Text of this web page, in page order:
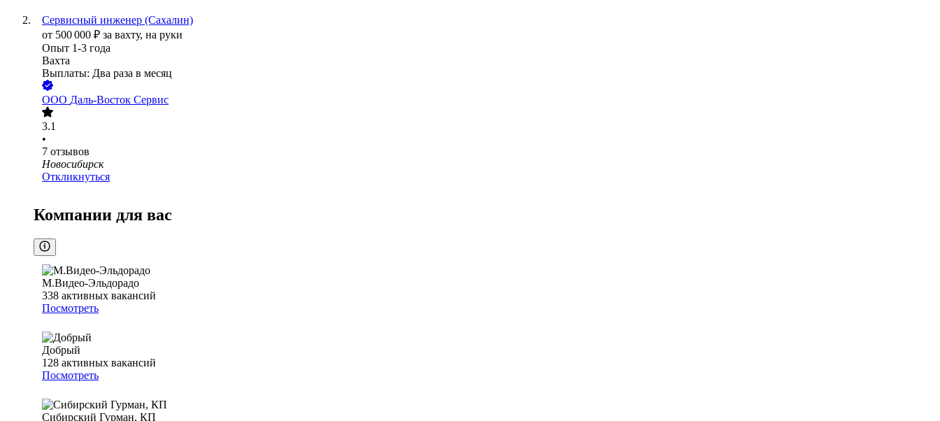
Сервисный инженер (Сахалин)
от 500 000 ₽ за вахту, на руки
Опыт 1-3 года
Вахта
Выплаты: Два раза в месяц
ООО Даль-Восток Сервис
3.1
•
7 отзывов
Новосибирск
Откликнуться
Компании для вас
М.Видео-Эльдорадо
338 активных вакансий
Посмотреть
Добрый
128 активных вакансий
Посмотреть
Сибирский Гурман, КП